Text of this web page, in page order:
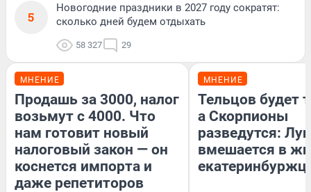
5
Новогодние праздники в 2027 году сократят:
сколько дней будем отдыхать
58 327 29
МНЕНИЕ
Продашь за 3000, налог
возьмут с 4000. Что
нам готовит новый
налоговый закон — он
коснется импорта и
даже репетиторов
МНЕНИЕ
Тельцов будет
а Скорпионы
разведутся:
вмешается в